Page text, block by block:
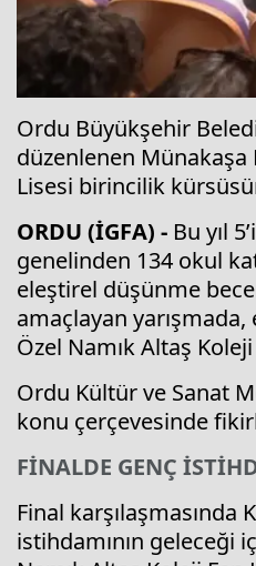
Ordu Büyükşehir
düzenlenen Münakaşa
Lisesi birincilik
ORDU (İGFA) - Bu yıl
genelinden 134 okul
eleştirel düşünme
amaçlayan
Özel Namık Altaş
Ordu Kültür ve Sanat
konu çerçevesinde
FİNALDE GENÇ
Final
istihdamının geleceği